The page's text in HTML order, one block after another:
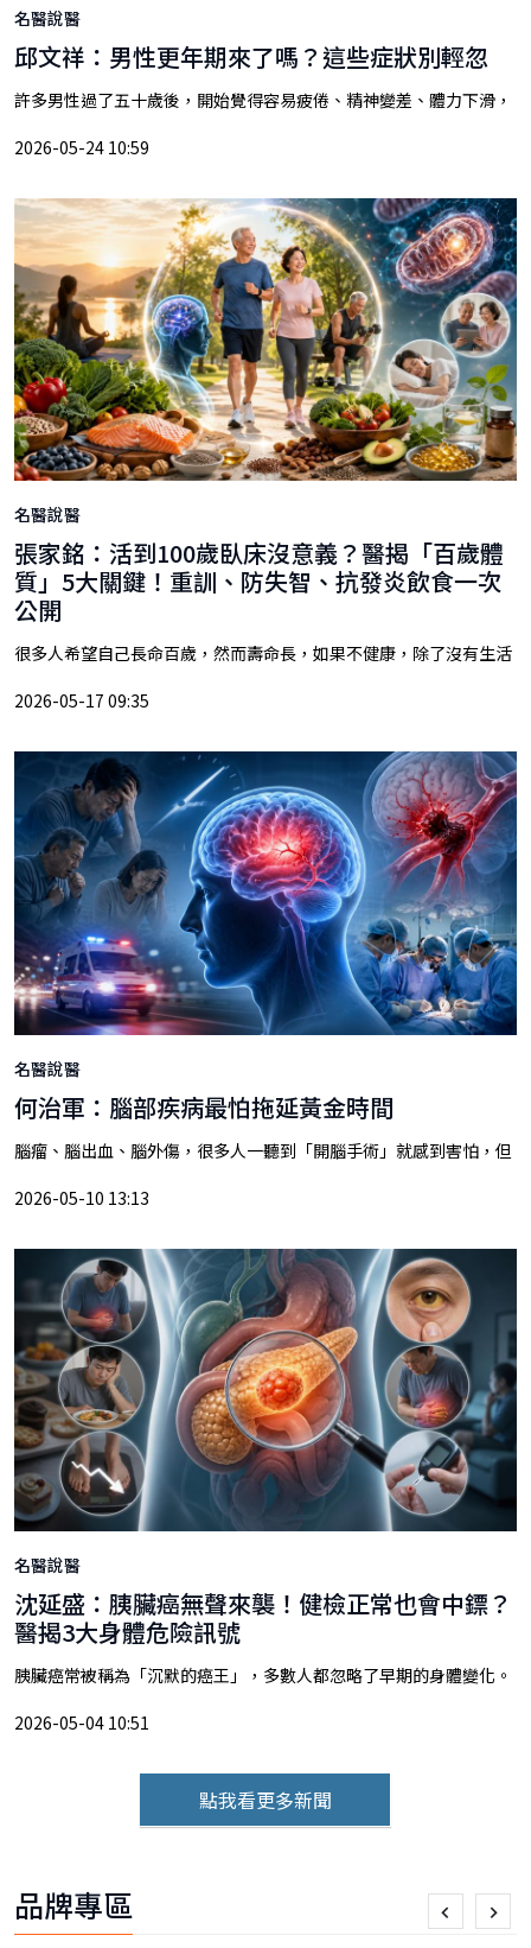
名醫說醫
邱文祥：男性更年期來了嗎？這些症狀別輕忽
許多男性過了五十歲後，開始覺得容易疲倦、精神變差、體力下滑，
2026-05-24 10:59
名醫說醫
張家銘：活到100歲臥床沒意義？醫揭「百歲體
質」5大關鍵！重訓、防失智、抗發炎飲食一次
公開
很多人希望自己長命百歲，然而壽命長，如果不健康，除了沒有生活
2026-05-17 09:35
名醫說醫
何治軍：腦部疾病最怕拖延黃金時間
腦瘤、腦出血、腦外傷，很多人一聽到「開腦手術」就感到害怕，但
2026-05-10 13:13
名醫說醫
沈延盛：胰臟癌無聲來襲！健檢正常也會中鏢？
醫揭3大身體危險訊號
胰臟癌常被稱為「沉默的癌王」，多數人都忽略了早期的身體變化。
2026-05-04 10:51
點我看更多新聞
品牌專區